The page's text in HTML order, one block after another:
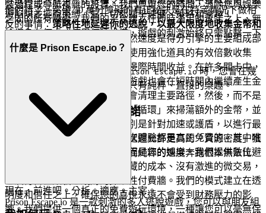
他們錯了。突破 50 萬分障礙的真正秘訣是在特定情況下做相
反的事情：策略性地延遲你的逃脫，以最大限度地收集金幣和
。原因如下：雖然速度是得分引擎的主要組成部
分，但金幣的數量，尤其是在使用強化道具的有效倍數收集
時，通常可以超過倉促逃脫的邊際時間收益。在許多關卡中，
即使最佳逃脫路線暢通無阻，遊戲也會在短時間內繼續產生金
幣和強化道具。菁英玩家通常會清理主要路徑，然後，而不是
立即退出，他們會使用預定的「循環」來掃蕩額外的金幣，並
等待第二次強化道具產生，特別是針對加速或護盾，以進行最
後的衝刺。這種看似反直覺的延遲允許更高的「資源密度」獲
取，導致最終得分顯著膨脹，而純粹的速度奔跑根本無法比
現在，前進吧。分析。適應。主宰。
裝過程或導航複雜的設置。我們尊重您的時間，消除您與娛樂
之間的所有障礙。我們的平台建立在即時滿足的承諾之上，無
論您身在何處或使用何種設備，遊戲的刺激始終只需點擊一下
即可獲得。
Prison Escape.io時，您會在幾
秒鐘內進入遊戲。沒有摩擦，只有純粹、直接的樂趣。
2. 誠實的樂趣：零壓力承諾
想像一個遊戲空間，其中每一次體驗都是真正免費的，其中唯
一的貨幣是享受，而唯一的議程是您的娛樂。我們提供數位避
難所的深刻解脫，這裡沒有隱藏的成本、沒有激進的微交易，
也沒有旨在欺騙您錢財的操縱性付費牆。我們的模式建立在透
明度和信任之上，確保您的喜悅永遠不會受到財務壓力的影
響。我們提供一個真正的免費遊玩環境，一種讓您可以毫無保
避陷阱並擺脫束縛。這一切都關乎速度、策略和樂趣！
什麼是 Prison Escape.io？
Prison Escape.io 是一款刺激的多人逃脫遊戲，您可以與朋友組